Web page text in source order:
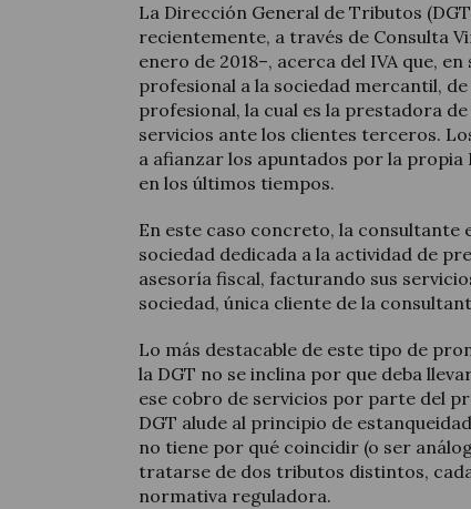
La Dirección General de Tributos
recientemente, a través de Consulta
enero de 2018–, acerca del IVA que,
profesional a la sociedad mercantil,
profesional, la cual es la prestadora
servicios ante los clientes terceros.
a afianzar los apuntados por la propia
en los últimos tiempos.
En este caso concreto, la consultante
sociedad dedicada a la actividad de
asesoría fiscal, facturando sus
sociedad, única cliente de la
Lo más destacable de este tipo de
la DGT no se inclina por que deba
ese cobro de servicios por parte del
DGT alude al principio de
no tiene por qué coincidir (o ser
tratarse de dos tributos distintos,
normativa reguladora.